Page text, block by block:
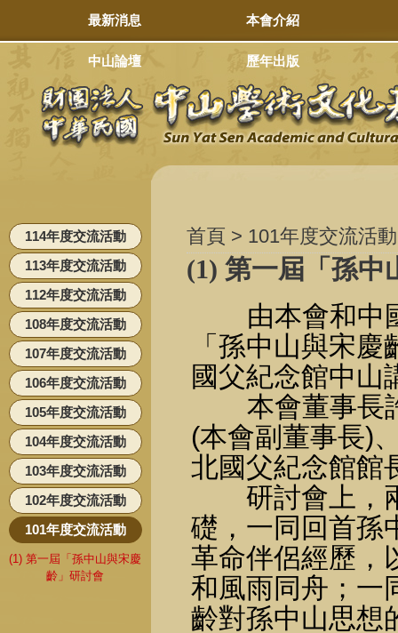
最新消息 本會介紹
中山論壇 歷年出版
114年度交流活動
113年度交流活動
112年度交流活動
108年度交流活動
107年度交流活動
106年度交流活動
105年度交流活動
104年度交流活動
103年度交流活動
102年度交流活動
101年度交流活動
(1) 第一屆「孫中山與宋慶
齡」研討會
首頁 > 101年度交流活動
(1) 第一屆「孫中
由本會和中國
「孫中山與宋
國父紀念館中山
本會董事長許
(本會副董事長)
北國父紀念館館
研討會上，兩
礎，一同回首孫
革命伴侶經歷，
和風雨同舟；一
齡對孫中山思想